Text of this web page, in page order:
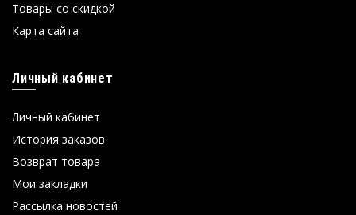
Товары со скидкой
Карта сайта
Личный кабинет
Личный кабинет
История заказов
Возврат товара
Мои закладки
Рассылка новостей